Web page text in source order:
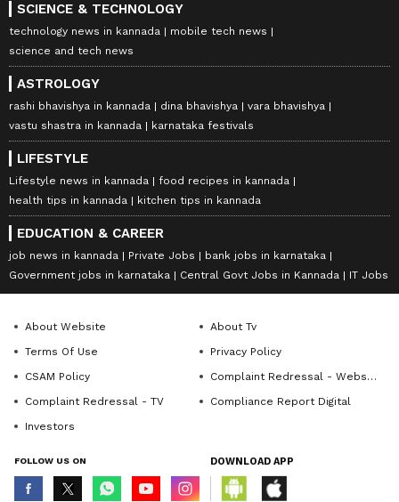
SCIENCE & TECHNOLOGY
technology news in kannada
mobile tech news
science and tech news
ASTROLOGY
rashi bhavishya in kannada dina bhavishya
vara bhavishya
vastu shastra in kannada
karnataka festivals
LIFESTYLE
Lifestyle news in kannada
food recipes in kannada
health tips in kannada
kitchen tips in kannada
EDUCATION & CAREER
job news in kannada Private Jobs
bank jobs in karnataka
Government jobs in karnataka
Central Govt Jobs in Kannada IT Jobs
About Website
About Tv
Terms Of Use
Privacy Policy
CSAM Policy
Complaint Redressal - Website
Complaint Redressal - TV
Compliance Report Digital
Investors
FOLLOW US ON DOWNLOAD APP